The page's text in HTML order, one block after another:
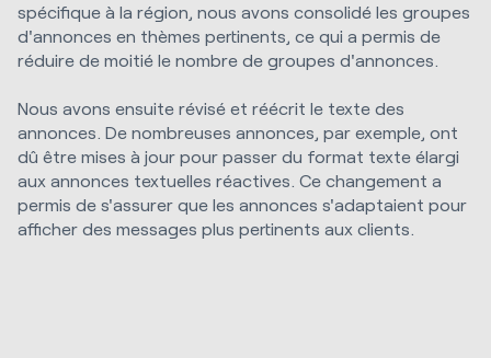
spécifique à la région, nous avons consolidé les groupes
d'annonces en thèmes pertinents, ce qui a permis de
réduire de moitié le nombre de groupes d'annonces.
Nous avons ensuite révisé et réécrit le texte des
annonces. De nombreuses annonces, par exemple, ont
dû être mises à jour pour passer du format texte élargi
aux annonces textuelles réactives. Ce changement a
permis de s'assurer que les annonces s'adaptaient pour
afficher des messages plus pertinents aux clients.